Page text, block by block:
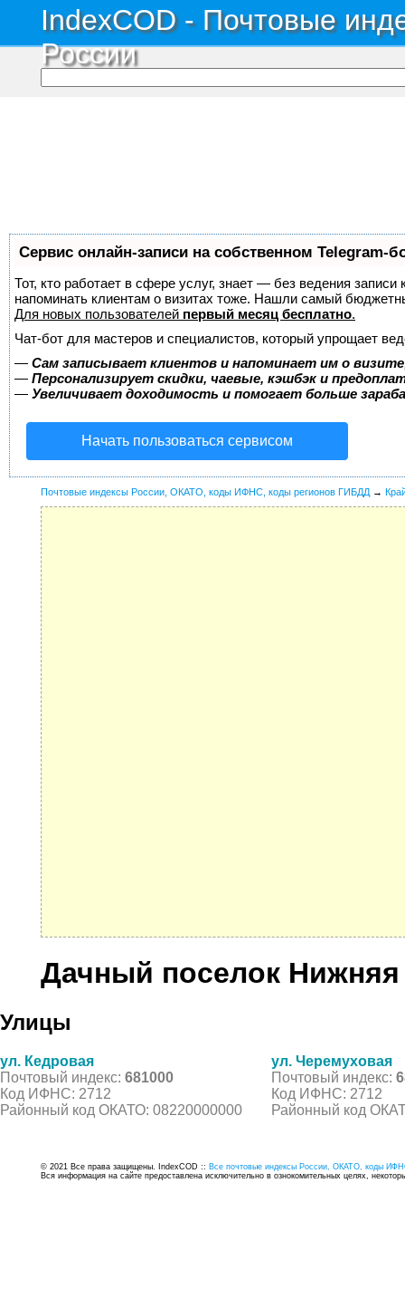
IndexCOD - Почтовые
России
Сервис онлайн-записи на собственном Telegram-
Тот, кто работает в сфере услуг, знает — без ведения
напоминать клиентам о визитах тоже. Нашли самый
Для новых пользователей первый месяц бесплатно.
Чат-бот для мастеров и специалистов, который упрощает
— Сам записывает клиентов и напоминает им о
— Персонализирует скидки, чаевые, кэшбэк и
— Увеличивает доходимость и помогает больше
Начать пользоваться сервисом
Почтовые индексы России, ОКАТО, коды ИФНС, коды регионов ГИБДД →
Дачный поселок
Улицы
ул. Кедровая
Почтовый индекс: 681000
Код ИФНС: 2712
Районный код ОКАТО: 08220000000
ул. Черемуховая
Почтовый индекс:
Код ИФНС: 2712
Районный код
© 2021 Все права защищены. IndexCOD :: Все почтовые индексы России, ОКАТО, коды
Вся информация на сайте предоставлена исключительно в ознокомительных целях,